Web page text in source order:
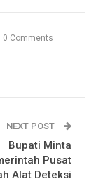
0 Comments
NEXT POST
Bupati Minta
Pusat
Alat Deteksi